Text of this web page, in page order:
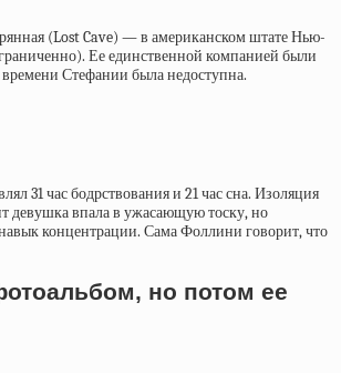
(Lost Cave) — в американском штате Нью-
Ее единственной компанией были
Стефании была недоступна.
31 час бодрствования и 21 час сна. Изоляция
девушка впала в ужасающую тоску, но
концентрации. Сама Фоллини говорит, что
но потом ее